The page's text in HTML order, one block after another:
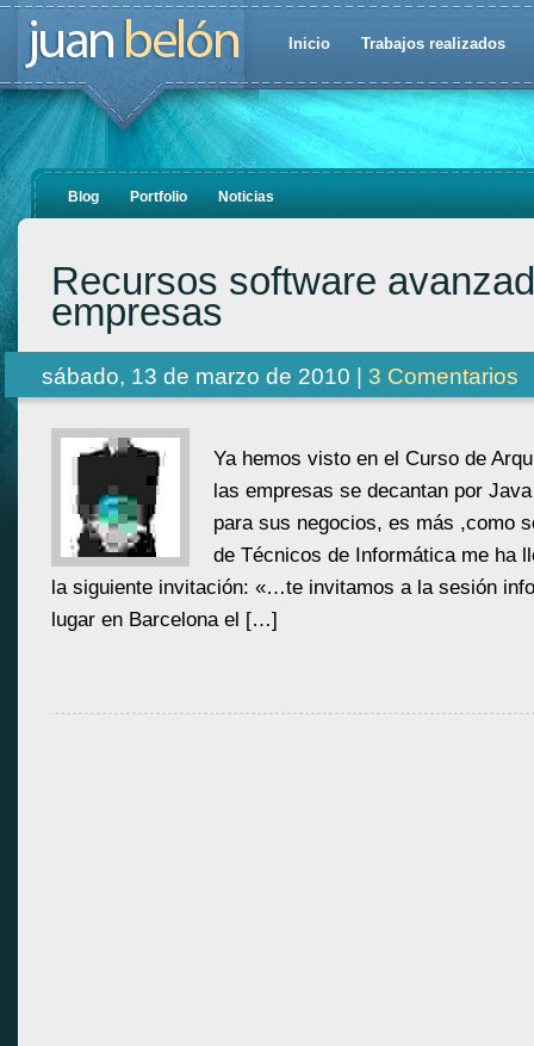
Inicio Trabajos realizados
Blog Portfolio Noticias
Recursos software
empresas
sábado, 13 de marzo de 2010 | 3 Comentarios
Ya hemos visto en el Curso de
las empresas se decantan por
para sus negocios, es más ,como
de Técnicos de Informática me ha
la siguiente invitación: «…te invitamos a la sesión
lugar en Barcelona el […]